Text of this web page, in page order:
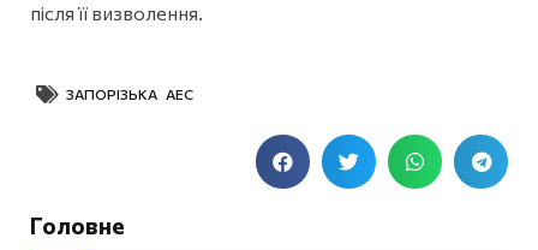
після її визволення.
ЗАПОРІЗЬКА АЕС
Головне